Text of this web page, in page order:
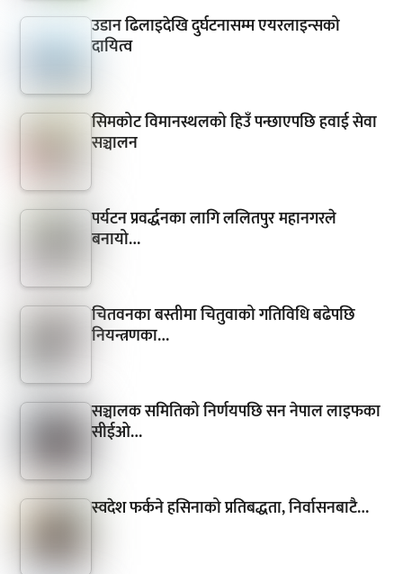
उडान ढिलाइदेखि दुर्घटनासम्म एयरलाइन्सको
दायित्व
सिमकोट विमानस्थलको हिउँ पन्छाएपछि हवाई सेवा
सञ्चालन
पर्यटन प्रवर्द्धनका लागि ललितपुर महानगरले
बनायो…
चितवनका बस्तीमा चितुवाको गतिविधि बढेपछि
नियन्त्रणका…
सञ्चालक समितिको निर्णयपछि सन नेपाल लाइफका
सीईओ…
स्वदेश फर्कने हसिनाको प्रतिबद्धता, निर्वासनबाटै…